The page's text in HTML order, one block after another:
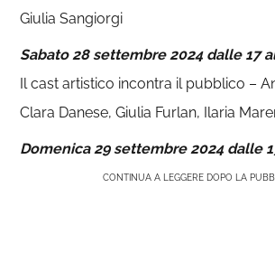
Giulia Sangiorgi
Sabato 28 settembre 2024 dalle 17
Il cast artistico incontra il pubblico –
Clara Danese, Giulia Furlan, Ilaria
Domenica 29 settembre 2024 dalle
CONTINUA A LEGGERE DOPO LA